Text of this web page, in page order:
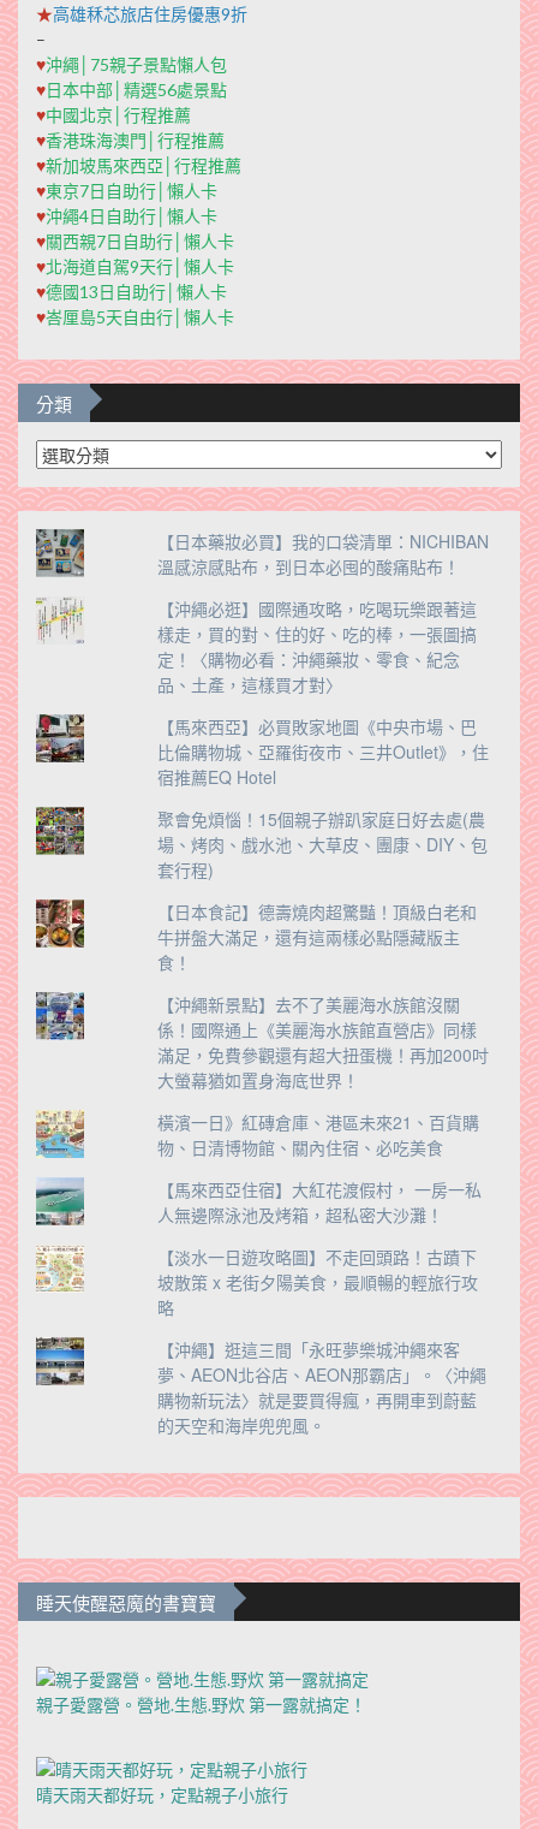
★高雄秝芯旅店住房優惠9折
–
♥沖繩│75親子景點懶人包
♥日本中部│精選56處景點
♥中國北京│行程推薦
♥香港珠海澳門│行程推薦
♥新加坡馬來西亞│行程推薦
♥東京7日自助行│懶人卡
♥沖繩4日自助行│懶人卡
♥關西親7日自助行│懶人卡
♥北海道自駕9天行│懶人卡
♥德國13日自助行│懶人卡
♥峇厘島5天自由行│懶人卡
分類
分
類
【日本藥妝必買】我的口袋清單：NICHIBAN
溫感涼感貼布，到日本必囤的酸痛貼布！
【沖繩必逛】國際通攻略，吃喝玩樂跟著這
樣走，買的對、住的好、吃的棒，一張圖搞
定！〈購物必看：沖繩藥妝、零食、紀念
品、土產，這樣買才對〉
【馬來西亞】必買敗家地圖《中央市場、巴
比倫購物城、亞羅街夜市、三井Outlet》，住
宿推薦EQ Hotel
聚會免煩惱！15個親子辦趴家庭日好去處(農
場、烤肉、戲水池、大草皮、團康、DIY、包
套行程)
【日本食記】德壽燒肉超驚豔！頂級白老和
牛拼盤大滿足，還有這兩樣必點隱藏版主
食！
【沖繩新景點】去不了美麗海水族館沒關
係！國際通上《美麗海水族館直營店》同樣
滿足，免費參觀還有超大扭蛋機！再加200吋
大螢幕猶如置身海底世界！
橫濱一日》紅磚倉庫、港區未來21、百貨購
物、日清博物館、關內住宿、必吃美食
【馬來西亞住宿】大紅花渡假村， 一房一私
人無邊際泳池及烤箱，超私密大沙灘！
【淡水一日遊攻略圖】不走回頭路！古蹟下
坡散策 x 老街夕陽美食，最順暢的輕旅行攻
略
【沖繩】逛這三間「永旺夢樂城沖繩來客
夢、AEON北谷店、AEON那霸店」。〈沖繩
購物新玩法〉就是要買得瘋，再開車到蔚藍
的天空和海岸兜兜風。
睡天使醒惡魔的書寶寶
親子愛露營。營地.生態.野炊 第一露就搞定！
晴天雨天都好玩，定點親子小旅行